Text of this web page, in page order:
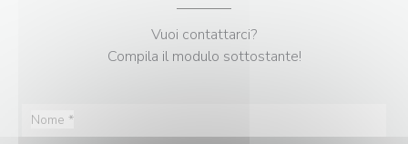
Vuoi contattarci?
Compila il modulo sottostante!